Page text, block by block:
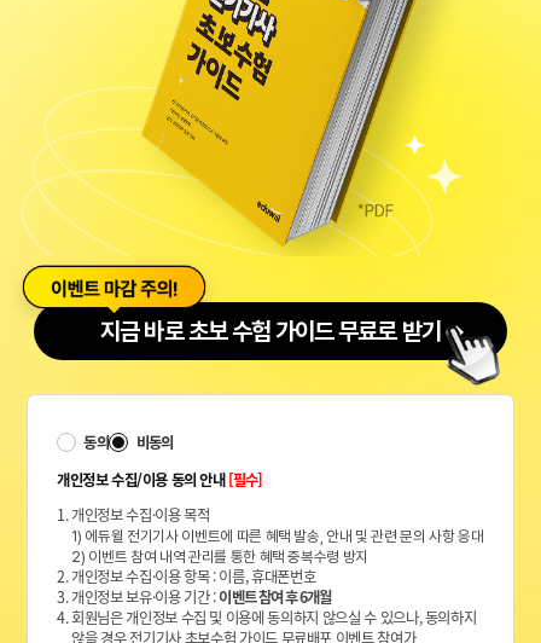
지금 바로 초보 수험 가이드 무료로 받기
동의
비동의
개인정보 수집/이용 동의 안내[필수]
1. 개인정보 수집·이용 목적
1) 에듀윌 전기기사 이벤트에 따른 혜택 발송, 안내 및 관련 문의 사항 응대
2) 이벤트 참여 내역 관리를 통한 혜택 중복수령 방지
2. 개인정보 수집·이용 항목 : 이름, 휴대폰번호
3. 개인정보 보유·이용 기간 :이벤트 참여 후 6개월
4. 회원님은 개인정보 수집 및 이용에 동의하지 않으실 수 있으나, 동의하지
않을 경우 전기기사 초보수험 가이드 무료배포 이벤트 참여가